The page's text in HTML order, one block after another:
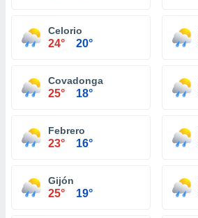
Celorio
24° 20°
Covadonga
25° 18°
Febrero
23° 16°
Gijón
25° 19°